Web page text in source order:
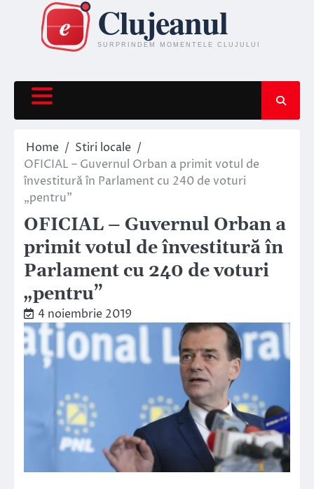
content
Home
Stiri locale
OFICIAL – Guvernul Orban a primit votul de
învestitură în Parlament cu 240 de voturi
„pentru”
OFICIAL – Guvernul Orban a
primit votul de învestitură în
Parlament cu 240 de voturi
„pentru”
4 noiembrie 2019